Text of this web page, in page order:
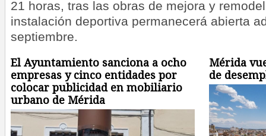
21 horas, tras las obras de mejora y
instalación deportiva permanecerá abierta
septiembre.
El Ayuntamiento sanciona a ocho
empresas y cinco entidades por
colocar publicidad en mobiliario
urbano de Mérida
Mérida
de